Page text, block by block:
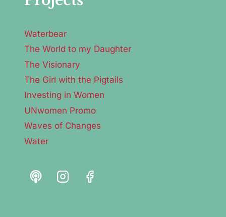
Waterbear
The World to my Daughter
The Visionary
The Girl with the Pigtails
Investing in Women
UNwomen Promo
Waves of Changes
Water